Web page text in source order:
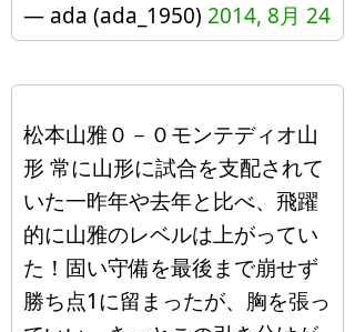
— ada (ada_1950) 2014, 8月 24
松本山雅０－０モンテディオ山
形 常に山形に試合を支配されて
いた一昨年や去年と比べ、飛躍
的に山雅のレベルは上がってい
た！固い守備を最後まで崩せず
勝ち点1に留まったが、胸を張っ